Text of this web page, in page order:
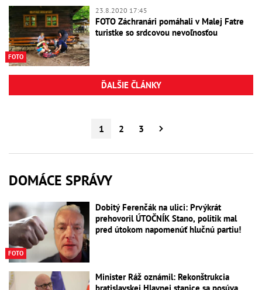
FOTO
23.8.2020 17:45
FOTO Záchranári pomáhali v Malej Fatre
turistke so srdcovou nevoľnosťou
ĎALŠIE ČLÁNKY
1 2 3
DOMÁCE SPRÁVY
FOTO
Dobitý Ferenčák na ulici: Prvýkrát
prehovoril ÚTOČNÍK Stano, politik mal
pred útokom napomenúť hlučnú partiu!
Minister Ráž oznámil: Rekonštrukcia